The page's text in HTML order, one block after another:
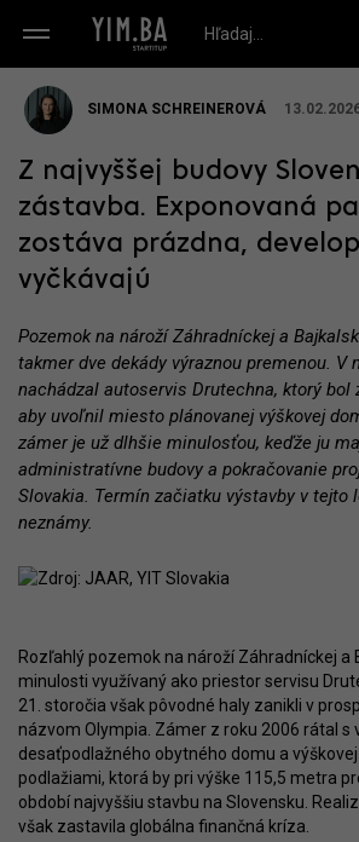
SIMONA SCHREINEROVÁ
Z najvyššej budovy
zástavba. Exponovaná
zostáva prázdna,
vyčkávajú
Pozemok na nároží Záhradníckej a
takmer dve dekády výraznou premenou. V
nachádzal autoservis Drutechna, ktorý bol
aby uvoľnil miesto plánovanej výškovej
zámer je už dlhšie minulosťou, keďže ju
administratívne budovy a pokračovanie
Slovakia. Termín začiatku výstavby v tejto
neznámy.
Rozľahlý pozemok na nároží Záhradníckej a
minulosti využívaný ako priestor servisu
21. storočia však pôvodné haly zanikli v
názvom Olympia. Zámer z roku 2006 rátal s
desaťpodlažného obytného domu a
podlažiami, ktorá by pri výške 115,5 metra
období najvyššiu stavbu na Slovensku.
však zastavila globálna finančná kríza.